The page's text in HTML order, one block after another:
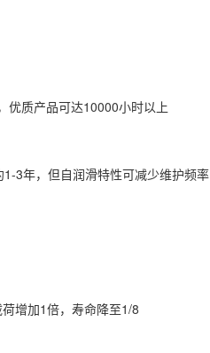
质产品可达10000小时以上‌
3年，但自润滑特性可减少维护频率‌
增加1倍，寿命降至1/8‌